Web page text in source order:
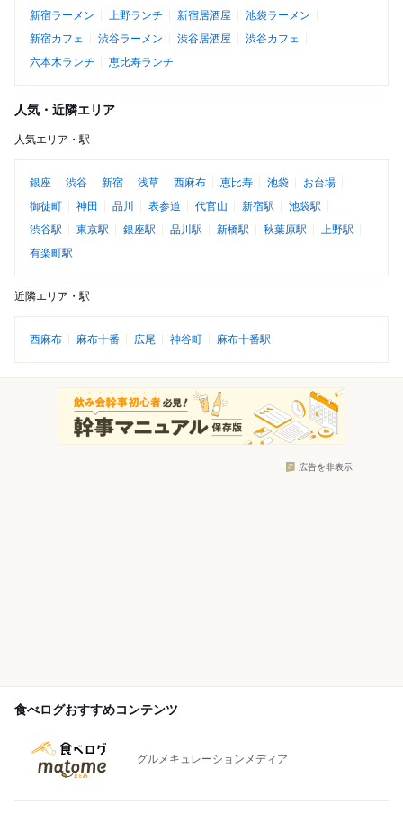
新宿ラーメン
上野ランチ 新宿居酒屋
池袋ラーメン
新宿カフェ
渋谷ラーメン 渋谷居酒屋
渋谷カフェ
六本木ランチ
恵比寿ランチ
人気・近隣エリア
人気エリア・駅
銀座 渋谷 新宿 浅草 西麻布 恵比寿 池袋
お台場
御徒町
神田 品川 表参道 代官山 新宿駅
池袋駅
渋谷駅
東京駅 銀座駅 品川駅 新橋駅 秋葉原駅
上野駅
有楽町駅
近隣エリア・駅
西麻布 麻布十番 広尾 神谷町 麻布十番駅
広告を非表示
食べログおすすめコンテンツ
グルメキュレーションメディア